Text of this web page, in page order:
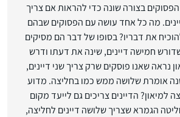
בצורה שונה כדי להראות אם צריך
מה כל אחד עושה עם הפסוקים שבהם
את דבריו? בסופו של דבר הם מסיקים
חמישה דיינים, שינה את דעתו ודרש
נראה שאנו פוסקים שרק צריך שני דיינים,
אומרת שלושה ממש כמו בחליצה. מדוע
​​למיאון? הדיינים צריכים גם לייעד מקום
הגמרא שצריך שלושה דיינים לחליצה,